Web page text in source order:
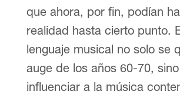
que ahora, por fin, podían
realidad hasta cierto punto.
lenguaje musical no solo se
auge de los años 60-70,
influenciar a la música